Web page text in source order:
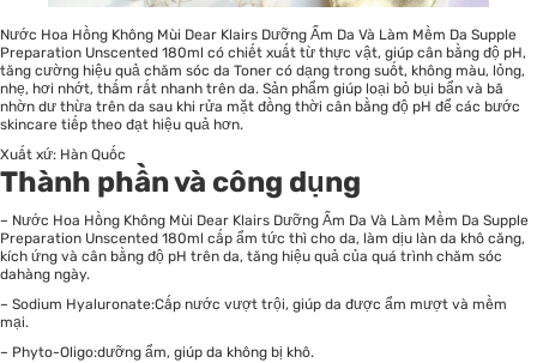
Nước Hoa Hồng Không Mùi Dear Klairs Dưỡng Ẩm Da Và Làm Mềm Da Supple
Preparation Unscented 180ml có chiết xuất từ thực vật, giúp cân bằng độ pH,
tăng cường hiệu quả chăm sóc da Toner có dạng trong suốt, không màu, lỏng,
nhẹ, hơi nhớt, thấm rất nhanh trên da. Sản phẩm giúp loại bỏ bụi bẩn và bã
nhờn dư thừa trên da sau khi rửa mặt đồng thời cân bằng độ pH để các bước
skincare tiếp theo đạt hiệu quả hơn.
Xuất xứ: Hàn Quốc
Thành phần và công dụng
– Nước Hoa Hồng Không Mùi Dear Klairs Dưỡng Ẩm Da Và Làm Mềm Da Supple
Preparation Unscented 180ml cấp ẩm tức thì cho da, làm dịu làn da khô căng,
kích ứng và cân bằng độ pH trên da, tăng hiệu quả của quá trình chăm sóc
dahàng ngày.
– Sodium Hyaluronate:Cấp nước vượt trội, giúp da được ẩm mượt và mềm
mại.
– Phyto-Oligo:dưỡng ẩm, giúp da không bị khô.